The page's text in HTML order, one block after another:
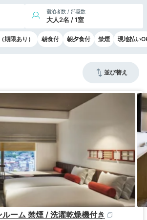
宿泊者数 / 部屋数
大人2名 / 1室
期限あり） 朝食付 朝夕食付 禁煙 現地払い
並び替え
ーム 禁煙 / 洗濯乾燥機付き​